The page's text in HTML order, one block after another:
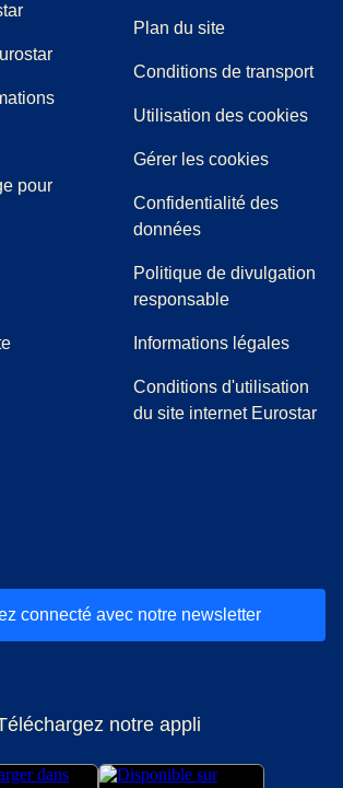
((
pour
un nouvel onglet)
Plan du site
Conditions de transport
Utilisation des cookies
Gérer les cookies
Confidentialité des
données
Politique de divulgation
responsable
Informations légales
Conditions d'utilisation
du site internet Eurostar
connecté avec notre newsletter
notre appli